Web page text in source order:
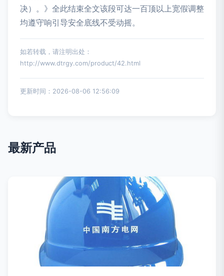
决）。》全此结束全文该段可达一百顶以上宽假调整
均遵守响引导安全底线不受动摇。
如若转载，请注明出处：
http://www.dtrgy.com/product/42.html
更新时间：2026-08-06 12:56:09
最新产品